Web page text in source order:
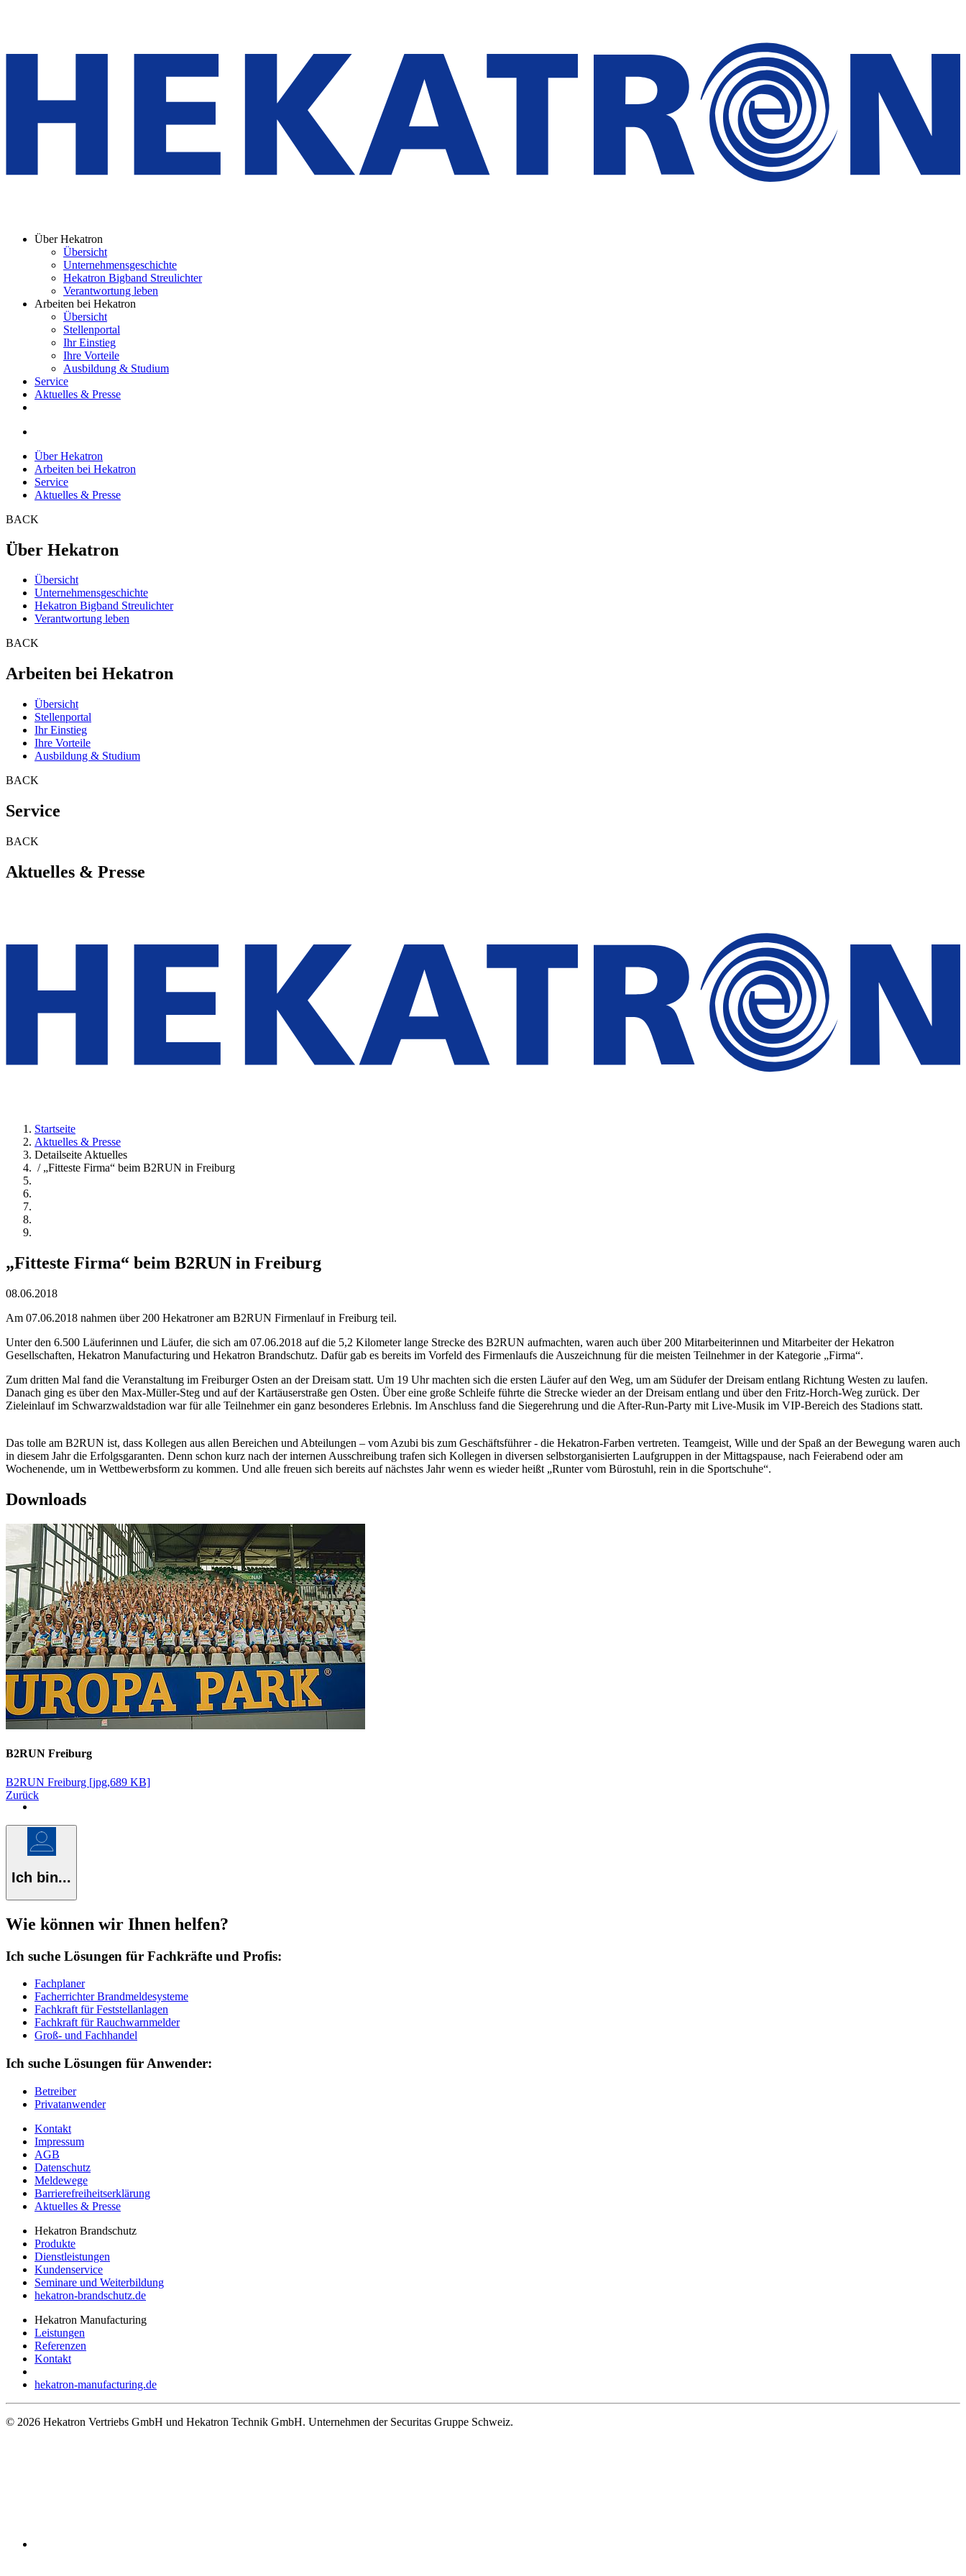
Über Hekatron
Übersicht
Unternehmensgeschichte
Hekatron Bigband Streulichter
Verantwortung leben
Arbeiten bei Hekatron
Übersicht
Stellenportal
Ihr Einstieg
Ihre Vorteile
Ausbildung & Studium
Service
Aktuelles & Presse
Über Hekatron
Arbeiten bei Hekatron
Service
Aktuelles & Presse
BACK
Über Hekatron
Übersicht
Unternehmensgeschichte
Hekatron Bigband Streulichter
Verantwortung leben
BACK
Arbeiten bei Hekatron
Übersicht
Stellenportal
Ihr Einstieg
Ihre Vorteile
Ausbildung & Studium
BACK
Service
BACK
Aktuelles & Presse
Startseite
Aktuelles & Presse
Detailseite Aktuelles
/ „Fitteste Firma“ beim B2RUN in Freiburg
„Fitteste Firma“ beim B2RUN in Freiburg
08.06.2018
Am 07.06.2018 nahmen über 200 Hekatroner am B2RUN Firmenlauf in Freiburg teil.
Unter den 6.500 Läuferinnen und Läufer, die sich am 07.06.2018 auf die 5,2 Kilometer lange Strecke des B2RUN aufmachten, waren auch über 200 Mitarbeiterinnen und Mitarbeiter der Hekatron
Gesellschaften, Hekatron Manufacturing und Hekatron Brandschutz. Dafür gab es bereits im Vorfeld des Firmenlaufs die Auszeichnung für die meisten Teilnehmer in der Kategorie „Firma“.
Zum dritten Mal fand die Veranstaltung im Freiburger Osten an der Dreisam statt. Um 19 Uhr machten sich die ersten Läufer auf den Weg, um am Südufer der Dreisam entlang Richtung Westen zu laufen.
Danach ging es über den Max-Müller-Steg und auf der Kartäuserstraße gen Osten. Über eine große Schleife führte die Strecke wieder an der Dreisam entlang und über den Fritz-Horch-Weg zurück. Der
Zieleinlauf im Schwarzwaldstadion war für alle Teilnehmer ein ganz besonderes Erlebnis. Im Anschluss fand die Siegerehrung und die After-Run-Party mit Live-Musik im VIP-Bereich des Stadions statt.
Das tolle am B2RUN ist, dass Kollegen aus allen Bereichen und Abteilungen – vom Azubi bis zum Geschäftsführer - die Hekatron-Farben vertreten. Teamgeist, Wille und der Spaß an der Bewegung waren auch
in diesem Jahr die Erfolgsgaranten. Denn schon kurz nach der internen Ausschreibung trafen sich Kollegen in diversen selbstorganisierten Laufgruppen in der Mittagspause, nach Feierabend oder am
Wochenende, um in Wettbewerbsform zu kommen. Und alle freuen sich bereits auf nächstes Jahr wenn es wieder heißt „Runter vom Bürostuhl, rein in die Sportschuhe“.
Downloads
B2RUN Freiburg
B2RUN Freiburg [jpg,689 KB]
Zurück
Ich bin...
Wie können wir Ihnen helfen?
Ich suche Lösungen für Fachkräfte und Profis:
Fachplaner
Facherrichter Brandmeldesysteme
Fachkraft für Feststellanlagen
Fachkraft für Rauchwarnmelder
Groß- und Fachhandel
Ich suche Lösungen für Anwender:
Betreiber
Privatanwender
Kontakt
Impressum
AGB
Datenschutz
Meldewege
Barrierefreiheitserklärung
Aktuelles & Presse
Hekatron Brandschutz
Produkte
Dienstleistungen
Kundenservice
Seminare und Weiterbildung
hekatron-brandschutz.de
Hekatron Manufacturing
Leistungen
Referenzen
Kontakt
hekatron-manufacturing.de
© 2026 Hekatron Vertriebs GmbH und Hekatron Technik GmbH. Unternehmen der Securitas Gruppe Schweiz.